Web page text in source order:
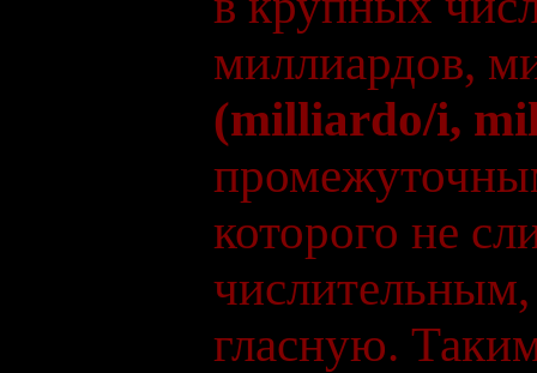
миллиардов,
(milliardo/i,
которого не
числительным,
гласную.